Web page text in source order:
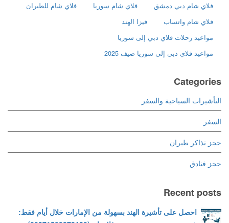
فلاي شام دبي دمشق
فلاي شام سوريا
فلاي شام للطيران
فلاي شام واتساب
فيزا الهند
مواعيد رحلات فلاي دبي إلى سوريا
مواعيد فلاي دبي إلى سوريا صيف 2025
Categories
التأشيرات السياحية والسفر
السفر
حجز تذاكر طيران
حجز فنادق
Recent posts
احصل على تأشيرة الهند بسهولة من الإمارات خلال أيام فقط: